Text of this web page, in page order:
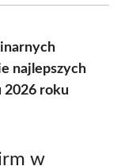
najlepszych
2026 roku
w